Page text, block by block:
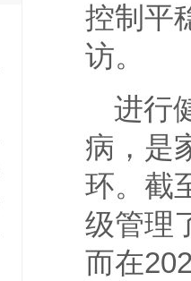
控制平
访。
进行
病，是
环。截
级管理
而在